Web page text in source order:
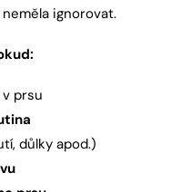
ignorovat.
v prsu
důlky apod.)